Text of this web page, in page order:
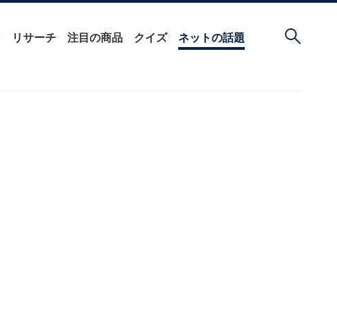
リサーチ 注目の商品 クイズ ネットの話題